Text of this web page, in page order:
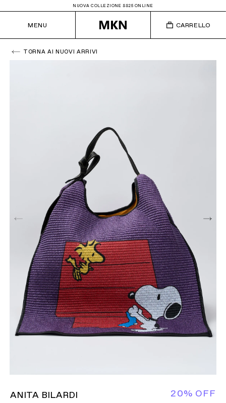
NUOVA COLLEZIONE SS25 ONLINE
MENU CARRELLO
TORNA AI NUOVI ARRIVI
ANITA BILARDI
20% OFF